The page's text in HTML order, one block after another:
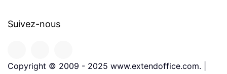
Suivez-nous
Copyright © 2009 - 2025 www.extendoffice.com. |